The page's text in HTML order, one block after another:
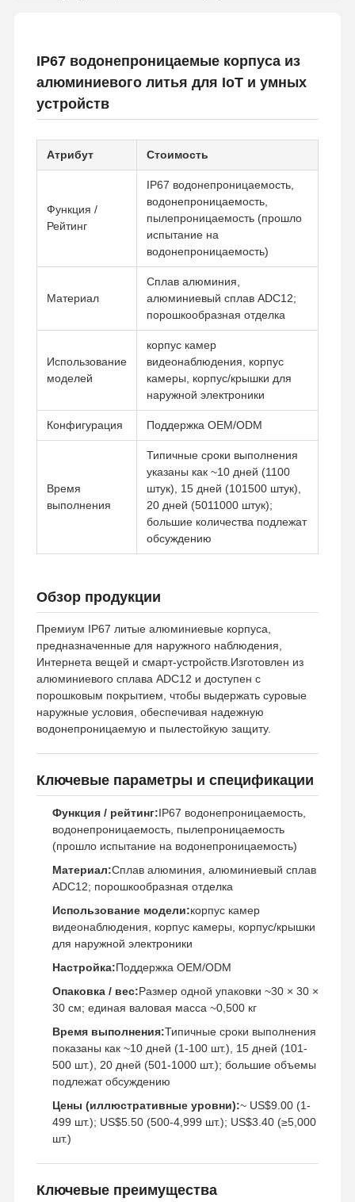
Домой Продукты Видеозаписи О Нас
Экскурсия
По Заводу
Контроль
Свяжитесь С
Случаи
Побеседуйте
Теперь
Алюминиевое литье
Запчасти для обработки с ЧПУ
детали из листового металла
Корпус для литья под давлением
IP67 водонепроницаемые корпуса из
алюминиевого литья для IoT и умных
устройств
Атрибут Стоимость
Функция /
Рейтинг
IP67 водонепроницаемость,
водонепроницаемость,
пылепроницаемость (прошло
испытание на
водонепроницаемость)
Материал
Сплав алюминия,
алюминиевый сплав ADC12;
порошкообразная отделка
Использование
моделей
корпус камер
видеонаблюдения, корпус
камеры, корпус/крышки для
наружной электроники
Конфигурация Поддержка OEM/ODM
Время
выполнения
Типичные сроки выполнения
указаны как ~10 дней (1100
штук), 15 дней (101500 штук),
20 дней (5011000 штук);
большие количества подлежат
обсуждению
Обзор продукции
Премиум IP67 литые алюминиевые корпуса,
предназначенные для наружного наблюдения,
Интернета вещей и смарт-устройств.Изготовлен из
алюминиевого сплава ADC12 и доступен с
порошковым покрытием, чтобы выдержать суровые
наружные условия, обеспечивая надежную
водонепроницаемую и пылестойкую защиту.
Ключевые параметры и спецификации
Функция / рейтинг:IP67 водонепроницаемость,
водонепроницаемость, пылепроницаемость
(прошло испытание на водонепроницаемость)
Материал:Сплав алюминия, алюминиевый сплав
ADC12; порошкообразная отделка
Использование модели:корпус камер
видеонаблюдения, корпус камеры, корпус/крышки
для наружной электроники
Настройка:Поддержка OEM/ODM
Опаковка / вес:Размер одной упаковки ~30 × 30 ×
30 см; единая валовая масса ~0,500 кг
Время выполнения:Типичные сроки выполнения
показаны как ~10 дней (1-100 шт.), 15 дней (101-
500 шт.), 20 дней (501-1000 шт.); большие объемы
подлежат обсуждению
Цены (иллюстративные уровни):~ US$9.00 (1-
499 шт.); US$5.50 (500-4,999 шт.); US$3.40 (≥5,000
шт.)
Ключевые преимущества